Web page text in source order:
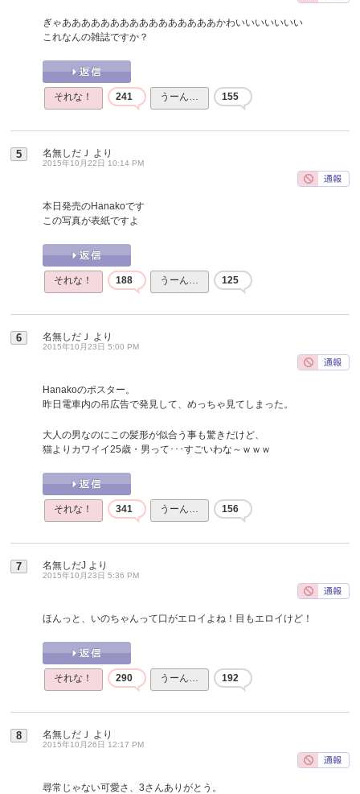
ぎゃああああああああああああああああかわいいいいいいい
これなんの雑誌ですか？
それな！ 241 うーん… 155
5 名無しだＪ より
2015年10月22日 10:14 PM
本日発売のHanakoです
この写真が表紙ですよ
それな！ 188 うーん… 125
6 名無しだＪ より
2015年10月23日 5:00 PM
Hanakoのポスター。
昨日電車内の吊広告で発見して、めっちゃ見てしまった。
大人の男なのにこの髪形が似合う事も驚きだけど、
猫よりカワイイ25歳・男って･･･すごいわな～ｗｗｗ
それな！ 341 うーん… 156
7 名無しだJ より
2015年10月23日 5:36 PM
ほんっと、いのちゃんって口がエロイよね！目もエロイけど！
それな！ 290 うーん… 192
8 名無しだＪ より
2015年10月26日 12:17 PM
尋常じゃない可愛さ、3さんありがとう。